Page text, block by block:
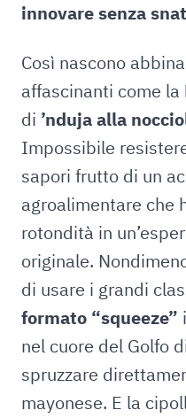
innovare senza
Così nascono
affascinanti come la
di ’nduja alla
Impossibile
sapori frutto di un
agroalimentare che
rotondità in
originale.
di usare i grandi
formato “squeeze”
nel cuore del Golfo
spruzzare
mayonese. E la